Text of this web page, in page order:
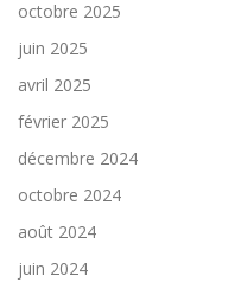
octobre 2025
juin 2025
avril 2025
février 2025
décembre 2024
octobre 2024
août 2024
juin 2024